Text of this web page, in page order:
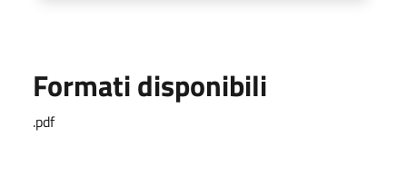
Formati disponibili
.pdf